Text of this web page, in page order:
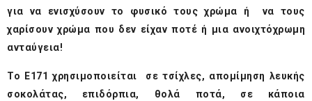
για να ενισχύσουν το φυσικό τους χρώμα ή να τους
χαρίσουν χρώμα που δεν είχαν ποτέ ή μια ανοιχτόχρωμη
ανταύγεια!
Το Ε171 χρησιμοποιείται σε τσίχλες, απομίμηση λευκής
σοκολάτας, επιδόρπια, θολά ποτά, σε κάποια